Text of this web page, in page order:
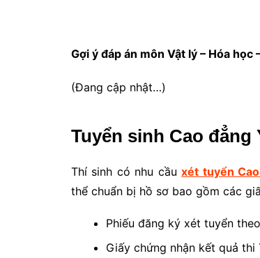
Gợi ý đáp án môn Vật lý – Hóa học
(Đang cập nhật…)
Tuyển sinh Cao đẳng
Thí sinh có nhu cầuxét tuyển
thể chuẩn bị hồ sơ bao gồm các
Phiếu đăng ký xét tuyển
Giấy chứng nhận kết quả